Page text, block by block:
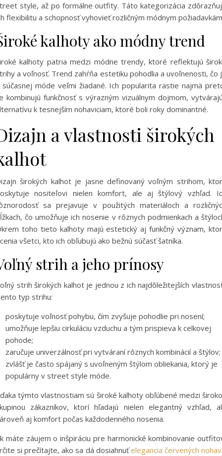
style, až po formálne outfity. Táto kategorizácia
flexibilitu a schopnosť vyhovieť rozličným módnym
kalhoty ako módny trend
kalhoty patria medzi módne trendy, ktoré reflektujú
a voľnosť. Trend zahŕňa estetiku pohodlia a uvoľnenosti, čo
súčasnej móde veľmi žiadané. Ich popularita rastie najmä
kombinujú funkčnosť s výrazným vizuálnym dojmom,
k tesnejším nohaviciam, ktoré boli roky dominantné.
a vlastnosti širokých
širokých kalhot je jasne definovaný voľným strihom,
nositeľovi nielen komfort, ale aj štýlový vzhľad.
sa prejavuje v použitých materiáloch a
čo umožňuje ich nosenie v rôznych podmienkach a
toho tieto kalhoty majú estetický aj funkčný význam,
všetci, kto ich obľubujú ako bežnú súčasť šatníka.
strih a jeho prínosy
strih širokých kalhot je jednou z ich najdôležitejších
typ strihu:
poskytuje voľnosť pohybu, čím zvyšuje pohodlie pri nosení;
umožňuje lepšiu cirkuláciu vzduchu a tým prispieva k celkovej
pohode;
zaručuje univerzálnosť pri vytváraní rôznych kombinácií a štýlov;
zvlášť je často spájaný s uvoľneným štýlom obliekania, ktorý je
populárny v street style móde.
týmto vlastnostiam sú široké kalhoty obľúbené medzi
zákazníkov, ktorí hľadajú nielen elegantný vzhľad,
aj komfort počas každodenného nosenia.
máte záujem o inšpiráciu pre harmonické kombinovanie
si prečítajte, ako sa dá dosiahnuťelegancia červených